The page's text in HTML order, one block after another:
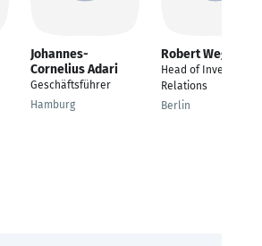
Johannes-
Cornelius Adari
Geschäftsführer
Hamburg
Robert Wegner
Head of Investor
Relations
Berlin